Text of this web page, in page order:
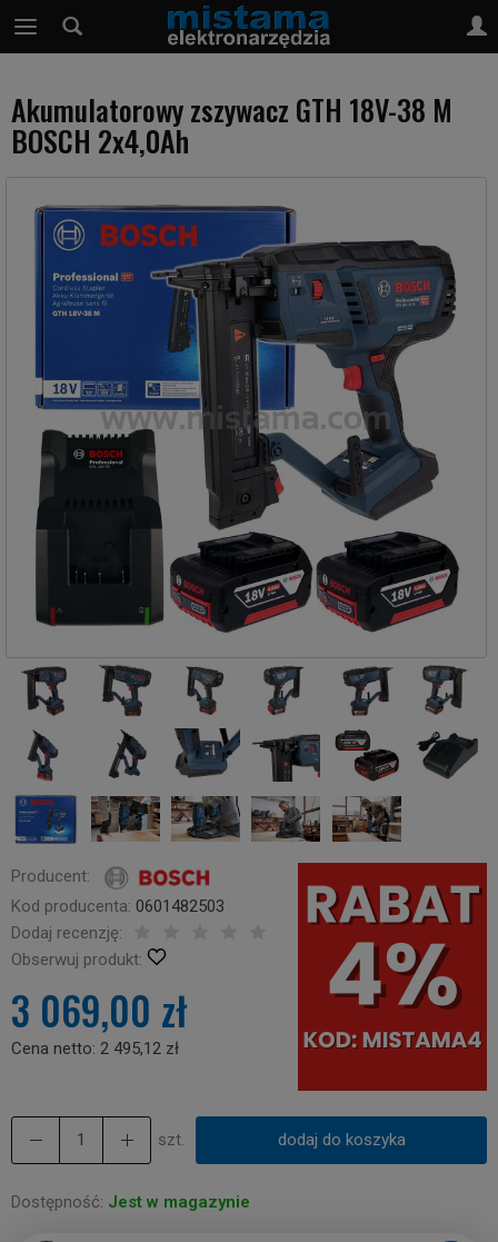
Akumulatorowy zszywacz GTH 18V-38 M
BOSCH 2x4,0Ah
Producent:
Kod producenta: 0601482503
Dodaj recenzję:
Obserwuj produkt:
3 069,00 zł
Cena netto: 2 495,12 zł
szt. dodaj do koszyka
Dostępność: Jest w magazynie